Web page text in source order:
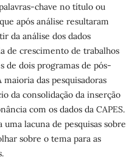
chave no título ou
após análise resultaram
da análise dos dados
de crescimento de trabalhos
de dois programas de pós-
das pesquisadoras
da consolidação da inserção
com os dados da CAPES.
lacuna de pesquisas sobre
sobre o tema para as